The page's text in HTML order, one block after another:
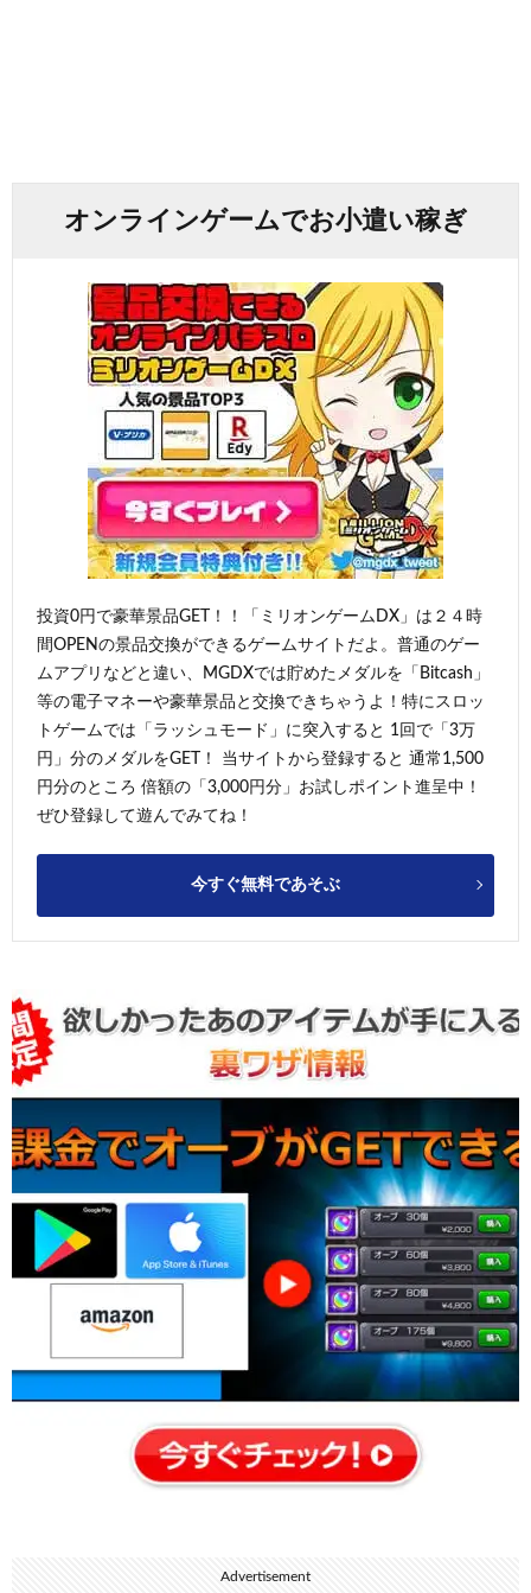
オンラインゲームでお小遣い稼ぎ
投資0円で豪華景品GET！！「ミリオンゲームDX」は２４時
間OPENの景品交換ができるゲームサイトだよ。普通のゲー
ムアプリなどと違い、MGDXでは貯めたメダルを「Bitcash」
等の電子マネーや豪華景品と交換できちゃうよ！特にスロッ
トゲームでは「ラッシュモード」に突入すると 1回で「3万
円」分のメダルをGET！ 当サイトから登録すると 通常1,500
円分のところ 倍額の「3,000円分」お試しポイント進呈中！
ぜひ登録して遊んでみてね！
今すぐ無料であそぶ
Advertisement